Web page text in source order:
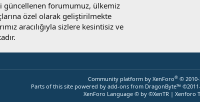
güncellenen forumumuz, ülkemiz
özel olarak geliştirilmekte
aracılığıyla sizlere kesintisiz ve
Community platform by XenForo® ©
Parts of this site powered by add-ons from DragonByte™
XenForo Language © by ©XenTR | Xenforo